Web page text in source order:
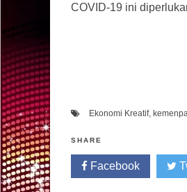
COVID-19 ini
Ekonomi Kreatif,
SHARE
Facebook